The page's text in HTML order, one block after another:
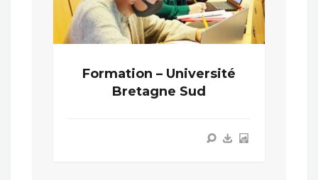
Formation – Université
Bretagne Sud